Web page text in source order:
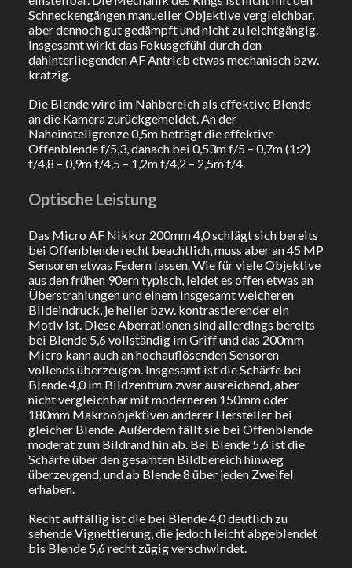
Schneckengängen manueller Objektive vergleichbar,
aber dennoch gut gedämpft und nicht zu leichtgängig.
Insgesamt wirkt das Fokusgefühl durch den
dahinterliegenden AF Antrieb etwas mechanisch bzw.
kratzig.
Die Blende wird im Nahbereich als effektive Blende
an die Kamera zurückgemeldet. An der
Naheinstellgrenze 0,5m beträgt die effektive
Offenblende f/5,3, danach bei 0,53m f/5 – 0,7m (1:2)
f/4,8 – 0,9m f/4,5 – 1,2m f/4,2 – 2,5m f/4.
Optische Leistung
Das Micro AF Nikkor 200mm 4,0 schlägt sich bereits
bei Offenblende recht beachtlich, muss aber an 45 MP
Sensoren etwas Federn lassen. Wie für viele Objektive
aus den frühen 90ern typisch, leidet es offen etwas an
Überstrahlungen und einem insgesamt weicheren
Bildeindruck, je heller bzw. kontrastierender ein
Motiv ist. Diese Aberrationen sind allerdings bereits
bei Blende 5,6 vollständig im Griff und das 200mm
Micro kann auch an hochauflösenden Sensoren
vollends überzeugen. Insgesamt ist die Schärfe bei
Blende 4,0 im Bildzentrum zwar ausreichend, aber
nicht vergleichbar mit moderneren 150mm oder
180mm Makroobjektiven anderer Hersteller bei
gleicher Blende. Außerdem fällt sie bei Offenblende
moderat zum Bildrand hin ab. Bei Blende 5,6 ist die
Schärfe über den gesamten Bildbereich hinweg
überzeugend, und ab Blende 8 über jeden Zweifel
erhaben.
Recht auffällig ist die bei Blende 4,0 deutlich zu
sehende Vignettierung, die jedoch leicht abgeblendet
bis Blende 5,6 recht zügig verschwindet.